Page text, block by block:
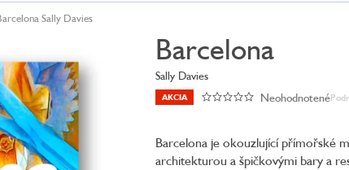
Sally Davies
Barcelona
Sally Davies
AKCIA
Priemerné
je
0,0
Neohodnotené
Barcelona je okouzlující přímořské
architekturou a špičkovými bary a